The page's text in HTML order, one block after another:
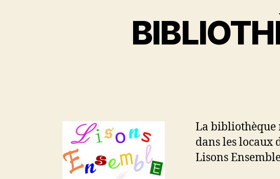
La bibliothèque
dans les locaux
Lisons